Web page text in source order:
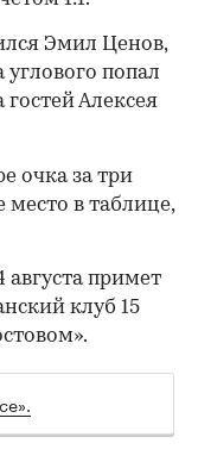
Эмил Ценов,
попал
гостей Алексея
очка за три
место в таблице,
августа примет
клуб 15